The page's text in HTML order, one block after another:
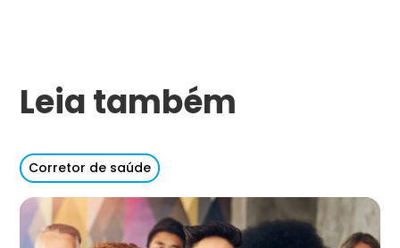
Leia também
Corretor de saúde